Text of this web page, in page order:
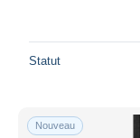
Tout désélectionner
Monde entier
Statut
Nouveau